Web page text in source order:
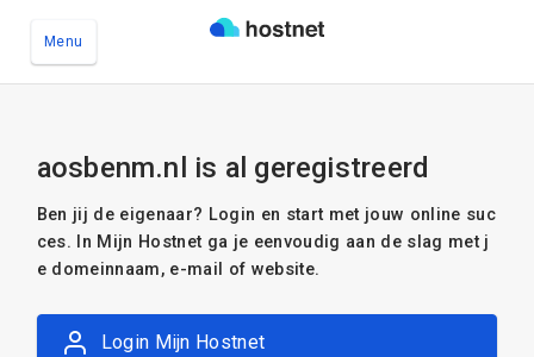
Menu
aosbenm.nl is al geregistreerd
Ben jij de eigenaar? Login en start met jouw online suc
ces. In Mijn Hostnet ga je eenvoudig aan de slag met j
e domeinnaam, e-mail of website.
Login Mijn Hostnet